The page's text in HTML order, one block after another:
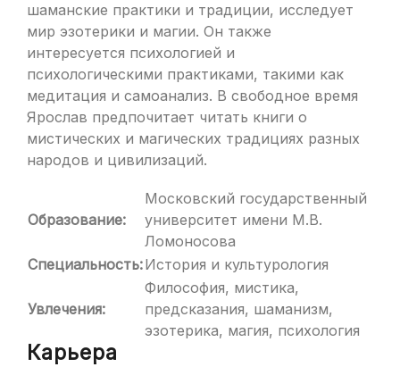
шаманские практики и традиции, исследует
мир эзотерики и магии. Он также
интересуется психологией и
психологическими практиками, такими как
медитация и самоанализ. В свободное время
Ярослав предпочитает читать книги о
мистических и магических традициях разных
народов и цивилизаций.
Образование:
Московский государственный
университет имени М.В.
Ломоносова
Специальность:История и культурология
Увлечения:
Философия, мистика,
предсказания, шаманизм,
эзотерика, магия, психология
Карьера